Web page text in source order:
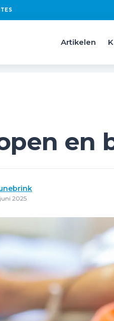
Artikelen
en
2025